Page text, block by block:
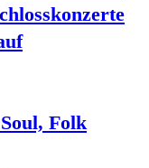
Folk